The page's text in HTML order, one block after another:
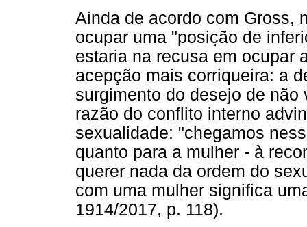
Ainda de acordo com Gross,
ocupar uma "posição de
estaria na recusa em ocupar
acepção mais corriqueira: a
surgimento do desejo de
razão do conflito interno
sexualidade: "chegamos
quanto para a mulher - à
querer nada da ordem do
com uma mulher significa
1914/2017, p. 118).